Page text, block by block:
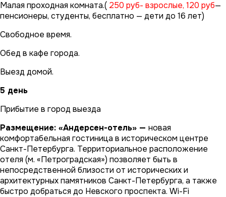
Малая проходная комната.( 250 руб- взрослые, 120 руб—
пенсионеры, студенты, бесплатно — дети до 16 лет)
Свободное время.
Обед в кафе города.
Выезд домой.
5 день
Прибытие в город выезда
Размещение: «Андерсен-отель» — новая
комфортабельная гостиница в историческом центре
Санкт-Петербурга. Территориальное расположение
отеля (м. «Петроградская») позволяет быть в
непосредственной близости от исторических и
архитектурных памятников Санкт-Петербурга, а также
быстро добраться до Невского проспекта. Wi-Fi